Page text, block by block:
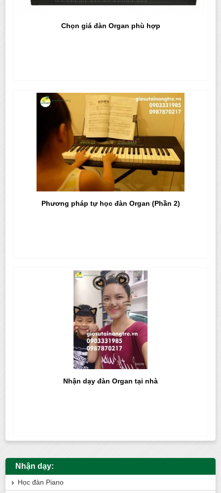
Chọn giá đàn Organ phù hợp
Phương pháp tự học đàn Organ (Phần 2)
Nhận dạy đàn Organ tại nhà
Nhận dạy:
Học đàn Piano